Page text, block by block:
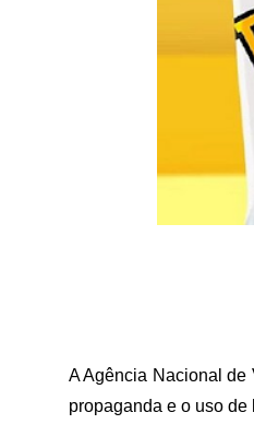
A Agência Nacional de
propaganda e o uso